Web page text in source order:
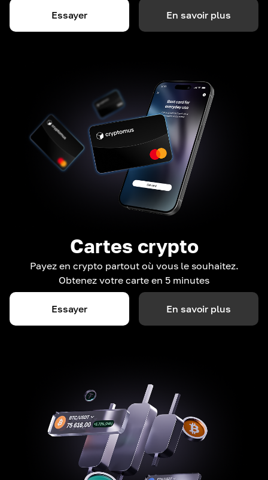
Essayer En savoir plus
Cartes crypto
Payez en crypto partout où vous le souhaitez.
Obtenez votre carte en 5 minutes
Essayer En savoir plus